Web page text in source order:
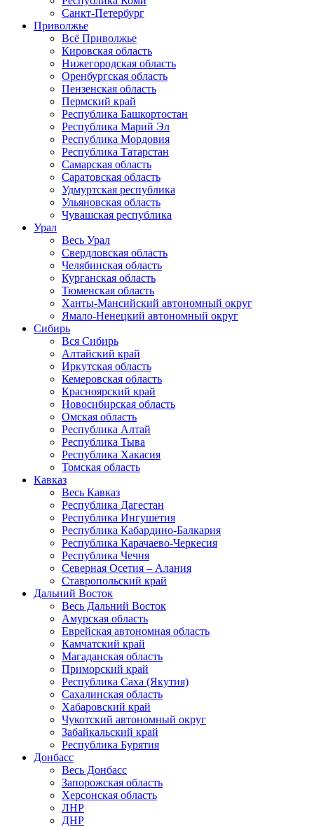
Санкт-Петербург
Приволжье
Всё Приволжье
Кировская область
Нижегородская область
Оренбургская область
Пензенская область
Пермский край
Республика Башкортостан
Республика Марий Эл
Республика Мордовия
Республика Татарстан
Самарская область
Саратовская область
Удмуртская республика
Ульяновская область
Чувашская республика
Урал
Весь Урал
Свердловская область
Челябинская область
Курганская область
Тюменская область
Ханты-Мансийский автономный округ
Ямало-Ненецкий автономный округ
Сибирь
Вся Сибирь
Алтайский край
Иркутская область
Кемеровская область
Красноярский край
Новосибирская область
Омская область
Республика Алтай
Республика Тыва
Республика Хакасия
Томская область
Кавказ
Весь Кавказ
Республика Дагестан
Республика Ингушетия
Республика Кабардино-Балкария
Республика Карачаево-Черкесия
Республика Чечня
Северная Осетия – Алания
Ставропольский край
Дальний Восток
Весь Дальний Восток
Амурская область
Еврейская автономная область
Камчатский край
Магаданская область
Приморский край
Республика Саха (Якутия)
Сахалинская область
Хабаровский край
Чукотский автономный округ
Забайкальский край
Республика Бурятия
Донбасс
Весь Донбасс
Запорожская область
Херсонская область
ЛНР
ДНР